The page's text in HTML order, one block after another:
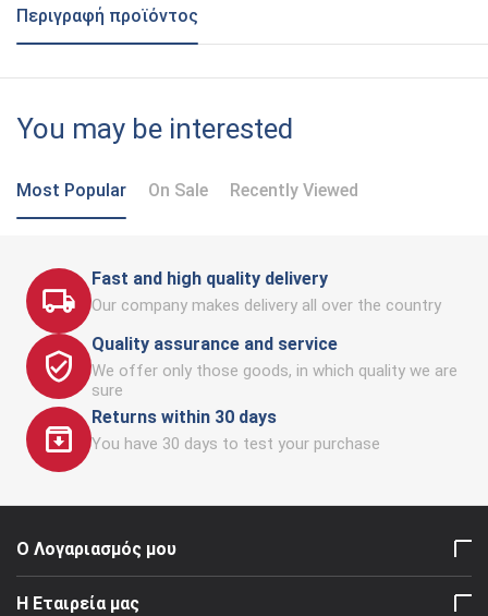
Περιγραφή προϊόντος
You may be interested
Most Popular On Sale Recently Viewed
Fast and high quality delivery
Our company makes delivery all over the country
Quality assurance and service
We offer only those goods, in which quality we are
sure
Returns within 30 days
You have 30 days to test your purchase
Ο Λογαριασμός μου
Η Εταιρεία μας